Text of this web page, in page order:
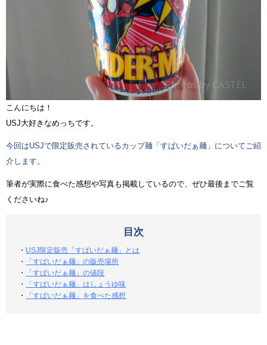
こんにちは！
USJ大好きなめっちです。
今回はUSJで限定販売されているカップ麺「すぱいだぁ麺」についてご紹
介します。
筆者が実際に食べた感想や写真も掲載しているので、ぜひ最後までご覧
くださいね♪
目次
・ USJ限定販売「すぱいだぁ麺」とは
・
「すぱいだぁ麺」の販売場所
・
「すぱいだぁ麺」の値段
・
「すぱいだぁ麺」はしょうゆ味
・
「すぱいだぁ麺」を食べた感想